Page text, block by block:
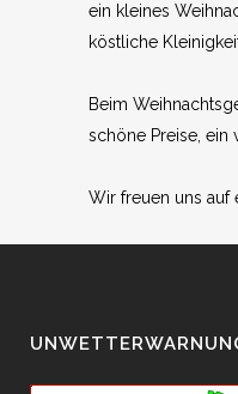
ein kleines
köstliche
Beim
schöne Preise, ein
Wir freuen uns auf